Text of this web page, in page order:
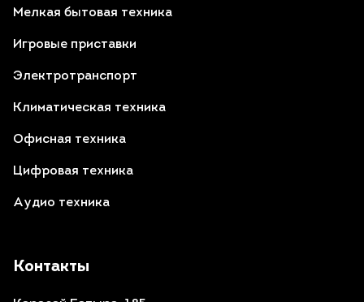
Контакты
Мелкая бытовая техника
Игровые приставки
Электротранспорт
Климатическая техника
Офисная техника
Цифровая техника
Аудио техника